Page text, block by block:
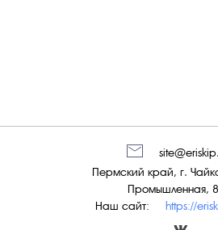
Наш сайт: https://
Пермский край, г.
Промышленная,